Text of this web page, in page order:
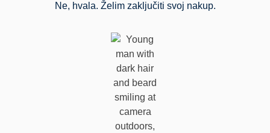
Ne, hvala. Želim zaključiti svoj nakup.